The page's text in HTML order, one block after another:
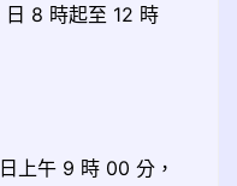
8 時起至 12 時
上午 9 時 00 分，